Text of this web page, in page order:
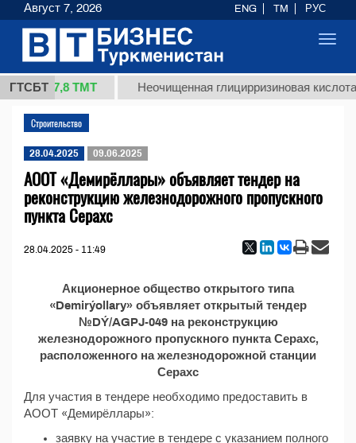
ГТСБТ
(кг.) 37,8 ТМТ Неочищенная глицирризиновая кислота
Строительство
28.04.2025 09.06.2025
АООТ «Демирёллары» объявляет тендер на
реконструкцию железнодорожного пропускного
пункта Серахс
28.04.2025 - 11:49
Акционерное общество открытого типа
«Demirýollary» объявляет открытый тендер
№DÝ/AGPJ-049 на реконструкцию
железнодорожного пропускного пункта Серахс,
расположенного на железнодорожной станции
Серахс
Для участия в тендере необходимо предоставить в
АООТ «Демирёллары»:
заявку на участие в тендере с указанием полного
Август 7, 2026 ENG TM РУС